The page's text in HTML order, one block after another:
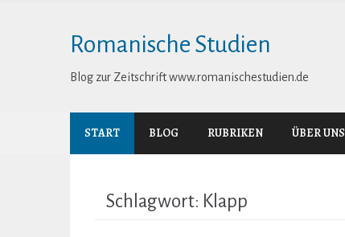
Romanische Studien
Blog zur Zeitschrift www.romanischestudien.de
START BLOG RUBRIKEN ÜBER UNS
Schlagwort: Klapp